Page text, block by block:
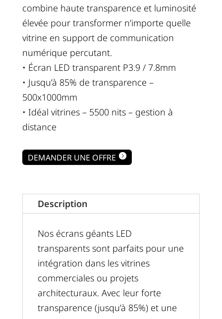
combine haute transparence et luminosité
élevée pour transformer n’importe quelle
vitrine en support de communication
numérique percutant.
• Écran LED transparent P3.9 / 7.8mm
• Jusqu’à 85% de transparence –
500x1000mm
• Idéal vitrines – 5500 nits – gestion à
distance
DEMANDER UNE OFFRE
Description
Nos écrans géants LED
transparents sont parfaits pour une
intégration dans les vitrines
commerciales ou projets
architecturaux. Avec leur forte
transparence (jusqu’à 85%) et une